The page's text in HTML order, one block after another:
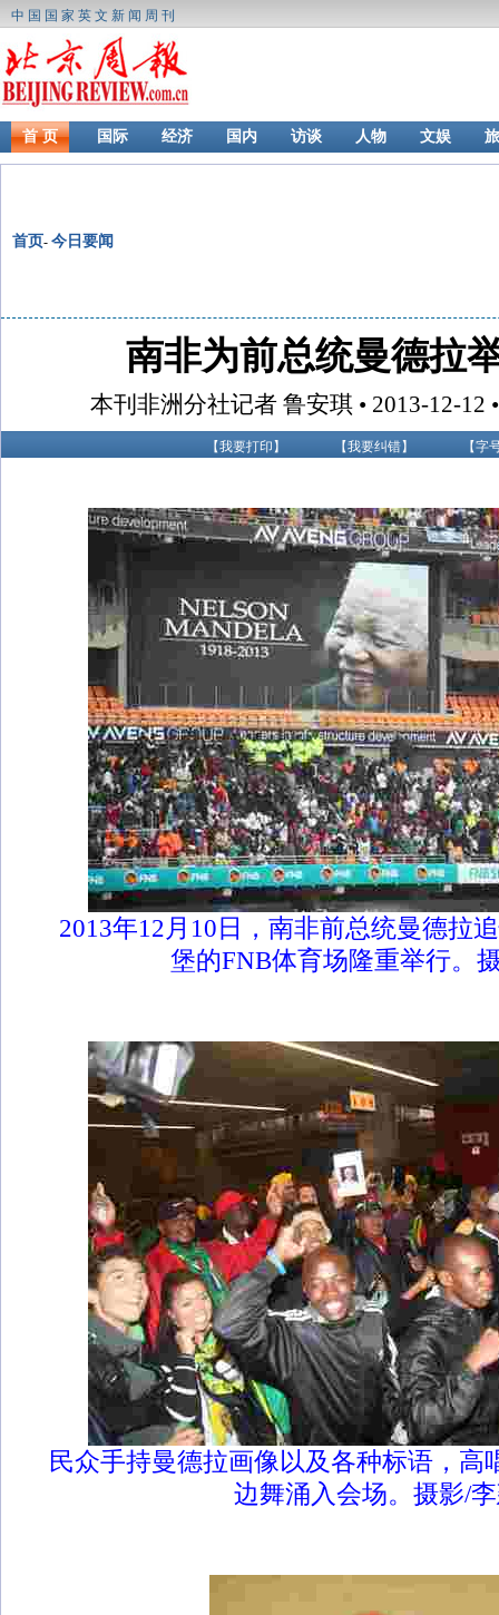
中国国家英文新闻周刊
首 页 国际 经济 国内 访谈 人物 文娱
首页- 今日要闻
南非为前总统曼德拉
本刊非洲分社记者 鲁安琪 • 2013-12-12
【我要打印 】 【我要纠错】 【字
2013年12月10日，南非前总统曼德拉
堡的FNB体育场隆重举行。
民众手持曼德拉画像以及各种标语，高
边舞涌入会场。摄影/